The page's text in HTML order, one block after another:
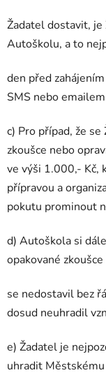
Žadatel dostavit,
Autoškolu, a to
den před
SMS nebo
c) Pro případ, že
zkoušce nebo
ve výši 1.000,- Kč,
přípravou a
pokutu prominout
d) Autoškola si
opakované
se nedostavil bez
dosud neuhradil
e) Žadatel je
uhradit